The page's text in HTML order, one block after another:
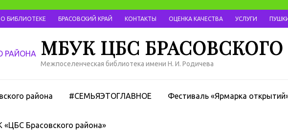
О БИБЛИОТЕКЕ БРАСОВСКИЙ КРАЙ КОНТАКТЫ ОЦЕНКА КАЧЕСТВА УСЛУГИ
МБУК ЦБС
Межпоселенческая библиотека имени Н. И. Родичева
района #СЕМЬЯЭТОГЛАВНОЕ Фестиваль «Ярмарка
Брасовского района»